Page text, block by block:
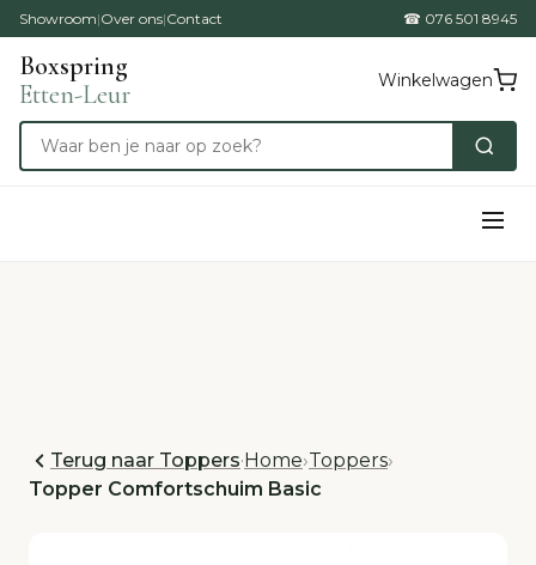
Showroom|Over ons|Contact ☎ 076 501 8945
Boxspring
Etten-Leur
Winkelwagen
Terug naar Toppers·Home›Toppers›
Topper Comfortschuim Basic